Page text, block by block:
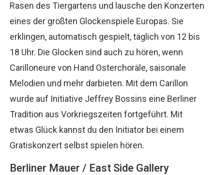
Rasen des Tiergartens und lausche den Konzerten
eines der größten Glockenspiele Europas. Sie
erklingen, automatisch gespielt, täglich von 12 bis
18 Uhr. Die Glocken sind auch zu hören, wenn
Carilloneure von Hand Osterchoräle, saisonale
Melodien und mehr darbieten. Mit dem Carillon
wurde auf Initiative Jeffrey Bossins eine Berliner
Tradition aus Vorkriegszeiten fortgeführt. Mit
etwas Glück kannst du den Initiator bei einem
Gratiskonzert selbst spielen hören.
Berliner Mauer / East Side Gallery